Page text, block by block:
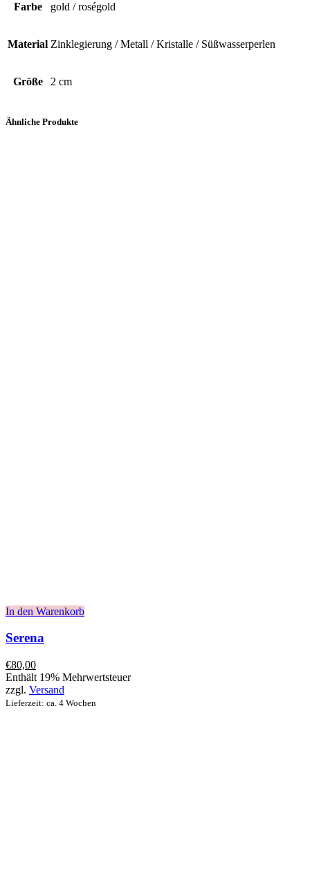
Farbe gold / roségold
Material Zinklegierung / Metall / Kristalle / Süßwasserperlen
Größe 2 cm
Ähnliche Produkte
In den Warenkorb
Serena
€80,00
Enthält 19% Mehrwertsteuer
zzgl. Versand
Lieferzeit: ca. 4 Wochen